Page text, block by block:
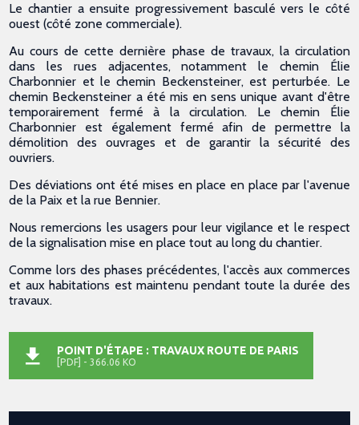
Le chantier a ensuite progressivement basculé vers le côté
ouest (côté zone commerciale).
Au cours de cette dernière phase de travaux, la circulation
dans les rues adjacentes, notamment le chemin Élie
Charbonnier et le chemin Beckensteiner, est perturbée. Le
chemin Beckensteiner a été mis en sens unique avant d'être
temporairement fermé à la circulation. Le chemin Élie
Charbonnier est également fermé afin de permettre la
démolition des ouvrages et de garantir la sécurité des
ouvriers.
Des déviations ont été mises en place en place par l'avenue
de la Paix et la rue Bennier.
Nous remercions les usagers pour leur vigilance et le respect
de la signalisation mise en place tout au long du chantier.
Comme lors des phases précédentes, l'accès aux commerces
et aux habitations est maintenu pendant toute la durée des
travaux.
POINT D'ÉTAPE : TRAVAUX ROUTE DE PARIS
[PDF] - 366.06 KO